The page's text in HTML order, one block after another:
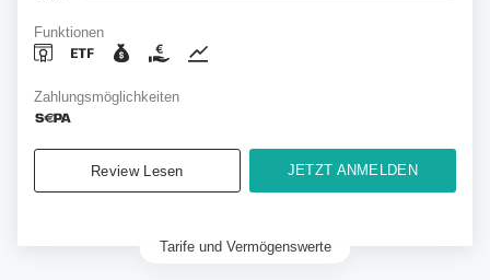
Funktionen
Zahlungsmöglichkeiten
Review Lesen JETZT ANMELDEN
Tarife und Vermögenswerte